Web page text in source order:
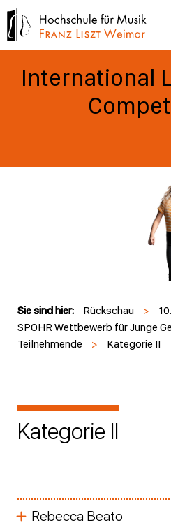
International
Sie sind hier: Rückschau >
SPOHR Wettbewerb für Junge
Teilnehmende
> Kategorie II
Kategorie II
Rebecca Beato